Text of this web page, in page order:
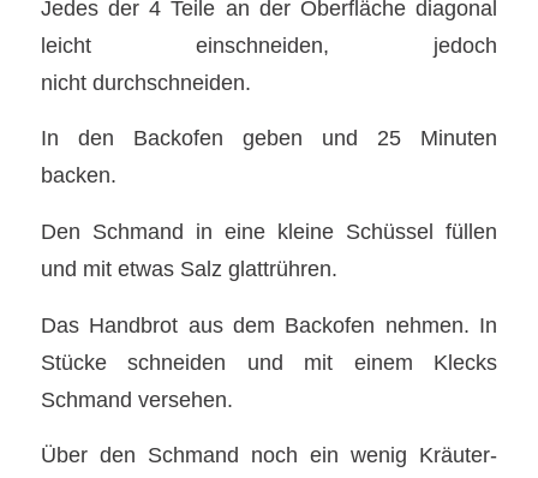
Jedes der 4 Teile an der Oberfläche diagonal
leicht einschneiden, jedoch
nicht durchschneiden.
In den Backofen geben und 25 Minuten
backen.
Den Schmand in eine kleine Schüssel füllen
und mit etwas Salz glattrühren.
Das Handbrot aus dem Backofen nehmen. In
Stücke schneiden und mit einem Klecks
Schmand versehen.
Über den Schmand noch ein wenig Kräuter-